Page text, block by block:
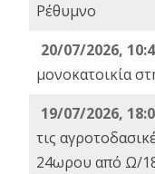
Ρέθυμνο
20/07/2026,
μονοκατοικία
19/07/2026,
τις
24ωρου από Ω/